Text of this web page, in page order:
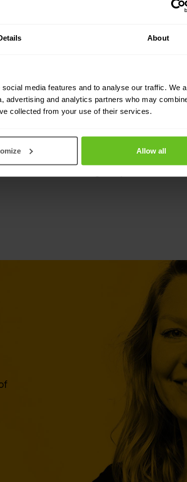
About
media features and to analyse our traffic. We
advertising and analytics partners who may
collected from your use of their services.
Allow all
ondersteunen met Layer-3
serviceconfiguratie,
configuraties, dynamische
Fast Packet Processing
Geringe ruimtebeslag